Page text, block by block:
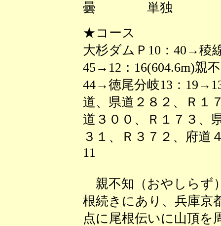
曇 単独
★コース
大杉ダムＰ10：40→稜
45→12：16(604.6m)親
44→徳尾分岐13：
道、県道２８２、Ｒ１
道３００、Ｒ１７３、
３１、Ｒ３７２、府道
11
親不知（おやしらず
根続きにあり、兵庫京
点に尾根伝いに山頂を